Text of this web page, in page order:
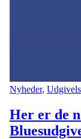
Nyheder,
Her er de